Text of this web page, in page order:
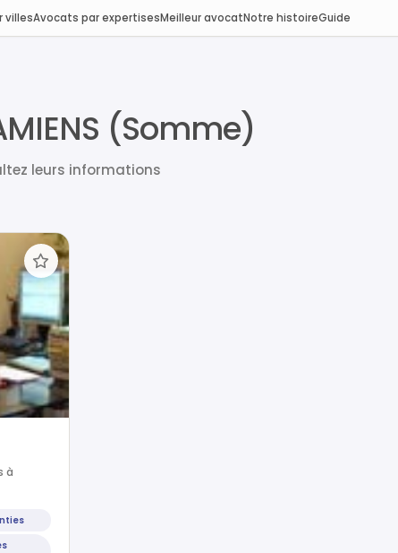
villesAvocats par expertisesMeilleur avocatNotre histoireGuide
(Somme)
leurs informations
à